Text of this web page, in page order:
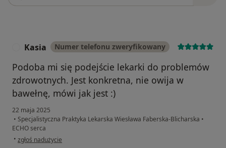
Kasia Numer telefonu zweryfikowany
Podoba mi się podejście lekarki do problemów
zdrowotnych. Jest konkretna, nie owija w
bawełnę, mówi jak jest :)
22 maja 2025
• Specjalistyczna Praktyka Lekarska Wiesława Faberska-Blicharska •
ECHO serca
• w opinii użytkownika Kasia
zgłoś nadużycie